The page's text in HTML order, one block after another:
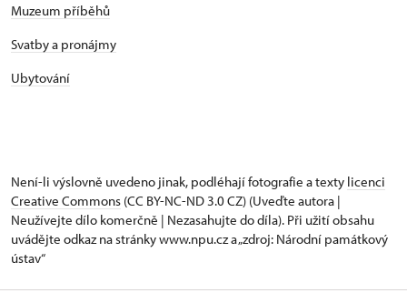
Muzeum příběhů
Svatby a pronájmy
Ubytování
Není-li výslovně uvedeno jinak, podléhají fotografie a texty licenci
Creative Commons (CC BY-NC-ND 3.0 CZ) (Uveďte autora |
Neužívejte dílo komerčně | Nezasahujte do díla). Při užití obsahu
uvádějte odkaz na stránky www.npu.cz a „zdroj: Národní památkový
ústav“